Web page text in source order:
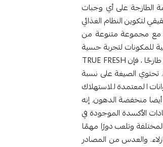
الطازجة على أي وجبات
لتكوين النظام الغذائي
مع مجموعة متنوعة من
للمكونات لتجربة حسية
جديدة تمامًا ولذيذة تلبي المصالح الطبيعية للقطط. نظرًا لأن اللحم يتم تصنيعه طازجًا ، فإن TRUE FRESH
تحتوي الصيغة على نسبة
المعتمدة للاستهلاك
منخفضة الدهون. إنه
الأكسدة الموجودة في
وتلعب دورًا مهمًا
والعدس من المصادر